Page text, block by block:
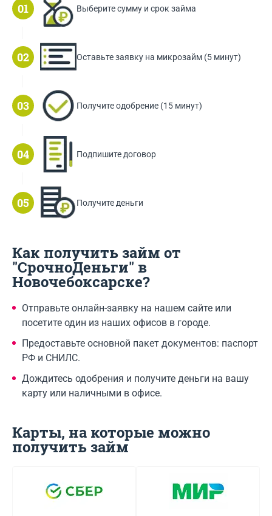
Выберите сумму и срок займа
Оставьте заявку на микрозайм (5 минут)
Получите одобрение (15 минут)
Подпишите договор
Получите деньги
Как получить займ от
"СрочноДеньги" в
Новочебоксарске?
Отправьте онлайн-заявку на нашем сайте или
посетите один из наших офисов в городе.
Предоставьте основной пакет документов: паспорт
РФ и СНИЛС.
Дождитесь одобрения и получите деньги на вашу
карту или наличными в офисе.
Карты, на которые можно
получить займ